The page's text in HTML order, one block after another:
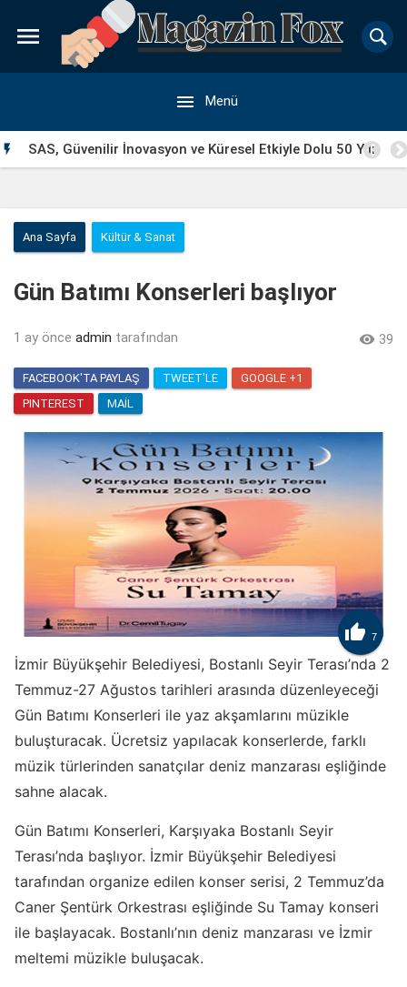

 Menü
 SAS, Güvenilir İnovasyon ve Küresel Etkiyle Dolu 50 Yılı
Ana Sayfa Kültür & Sanat
Gün Batımı Konserleri başlıyor
1 ay önce admin tarafından  39
FACEBOOK'TA PAYLAŞ TWEET'LE
GOOGLE +1
PINTEREST
MAIL
 7
İzmir Büyükşehir Belediyesi, Bostanlı Seyir Terası’nda 2
Temmuz-27 Ağustos tarihleri arasında düzenleyeceği
Gün Batımı Konserleri ile yaz akşamlarını müzikle
buluşturacak. Ücretsiz yapılacak konserlerde, farklı
müzik türlerinden sanatçılar deniz manzarası eşliğinde
sahne alacak.
Gün Batımı Konserleri, Karşıyaka Bostanlı Seyir
Terası’nda başlıyor. İzmir Büyükşehir Belediyesi
tarafından organize edilen konser serisi, 2 Temmuz’da
Caner Şentürk Orkestrası eşliğinde Su Tamay konseri
ile başlayacak. Bostanlı’nın deniz manzarası ve İzmir
meltemi müzikle buluşacak.